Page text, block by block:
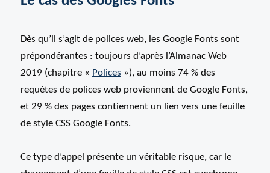
Dès qu’il s’agit de polices web, les Google Fonts sont
prépondérantes : toujours d’après l’Almanac Web
2019 (chapitre « Polices »), au moins 74 % des
requêtes de polices web proviennent de Google Fonts,
et 29 % des pages contiennent un lien vers une feuille
de style CSS Google Fonts.
Ce type d’appel présente un véritable risque, car le